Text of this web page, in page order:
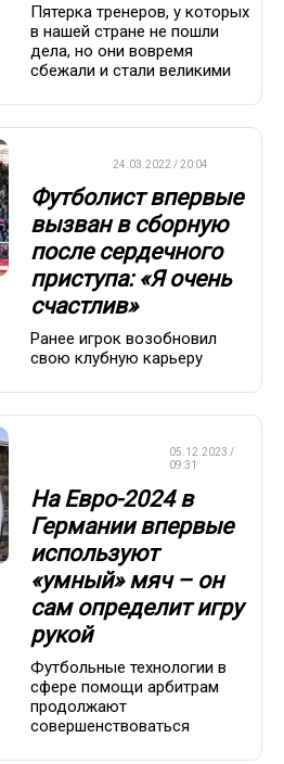
Пятерка тренеров, у которых
в нашей стране не пошли
дела, но они вовремя
сбежали и стали великими
24.03.2022 / 20:04
Футболист впервые
вызван в сборную
после сердечного
приступа: «Я очень
счастлив»
Ранее игрок возобновил
свою клубную карьеру
05.12.2023 /
09:31
На Евро-2024 в
Германии впервые
используют
«умный» мяч – он
сам определит игру
рукой
Футбольные технологии в
сфере помощи арбитрам
продолжают
совершенствоваться